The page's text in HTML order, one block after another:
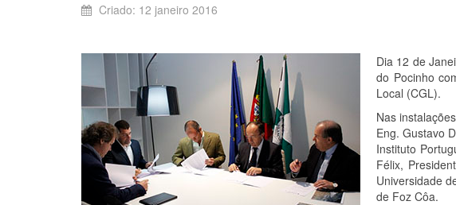
Criado: 12 janeiro 2016
Dia 12 de
do Pocinho
Local (CGL).
Nas
Eng. Gustavo
Instituto
Félix,
Universidade
de Foz Côa.